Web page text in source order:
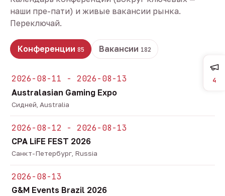
наши пре-пати) и живые вакансии рынка.
Переключай.
Конференции 85 Вакансии 182
2026-08-11 - 2026-08-13
Australasian Gaming Expo
Сидней, Australia
2026-08-12 - 2026-08-13
CPA LiFE FEST 2026
Санкт-Петербург, Russia
2026-08-13
G&M Events Brazil 2026
4